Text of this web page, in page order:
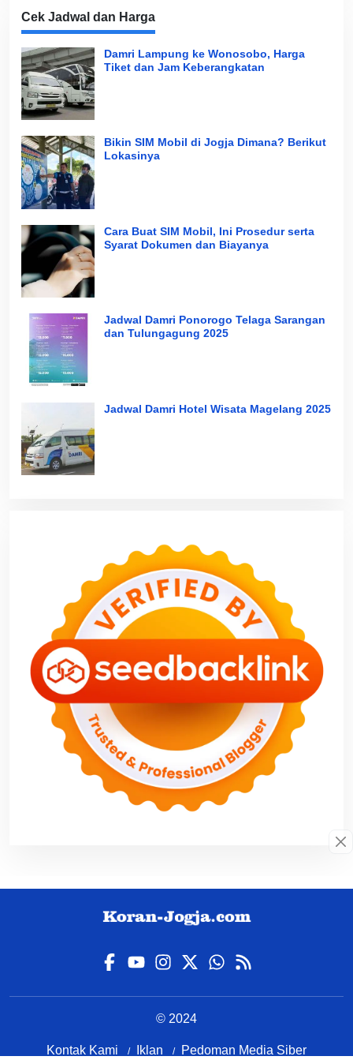
Cek Jadwal dan Harga
Damri Lampung ke Wonosobo, Harga
Tiket dan Jam Keberangkatan
Bikin SIM Mobil di Jogja Dimana? Berikut
Lokasinya
Cara Buat SIM Mobil, Ini Prosedur serta
Syarat Dokumen dan Biayanya
Jadwal Damri Ponorogo Telaga Sarangan
dan Tulungagung 2025
Jadwal Damri Hotel Wisata Magelang 2025
© 2024
Kontak Kami Iklan Pedoman Media Siber